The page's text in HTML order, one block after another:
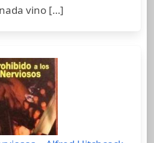
vino […]